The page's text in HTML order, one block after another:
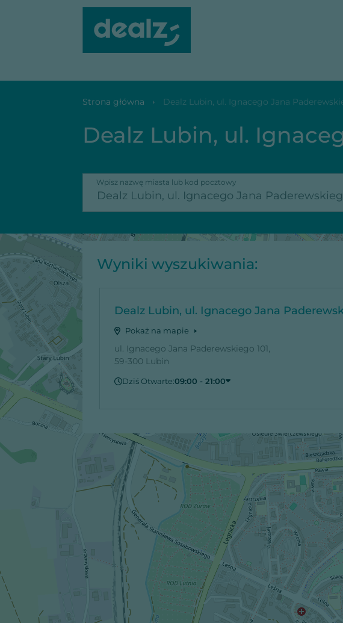
Dealz Lubin, ul. Ignacego Jana Paderewskiego 101
Strona główna Dealz Lubin, ul. Ignacego Jana
Dealz Lubin, ul.
Wpisz nazwę miasta lub kod pocztowy
Wyniki wyszukiwania:
Dealz Lubin, ul. Ignacego Jana
Pokaż na mapie
ul. Ignacego Jana Paderewskiego 101,
59-300 Lubin
Dziś Otwarte:09:00 - 21:00
Niedziela
Zamknięte
Poniedziałek
09:00 - 21:00
Wtorek
09:00 - 21:00
Środa
09:00 - 21:00